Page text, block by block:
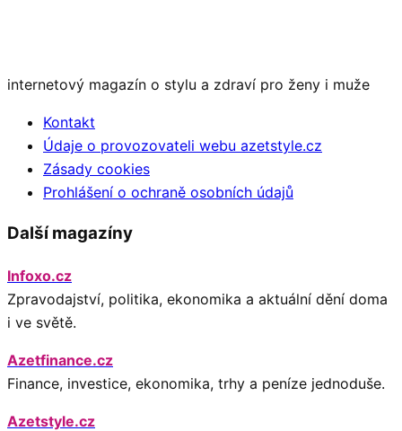
internetový magazín o stylu a zdraví pro ženy i muže
Kontakt
Údaje o provozovateli webu azetstyle.cz
Zásady cookies
Prohlášení o ochraně osobních údajů
Další magazíny
Infoxo.cz
Zpravodajství, politika, ekonomika a aktuální dění doma
i ve světě.
Azetfinance.cz
Finance, investice, ekonomika, trhy a peníze jednoduše.
Azetstyle.cz